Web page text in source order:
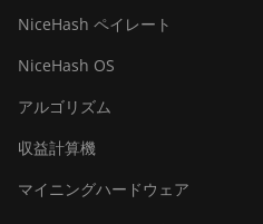
NiceHash ペイレート
NiceHash OS
アルゴリズム
収益計算機
マイニングハードウェア